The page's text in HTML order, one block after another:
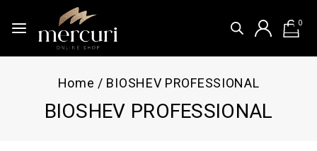
0
Home / BIOSHEV PROFESSIONAL
BIOSHEV PROFESSIONAL